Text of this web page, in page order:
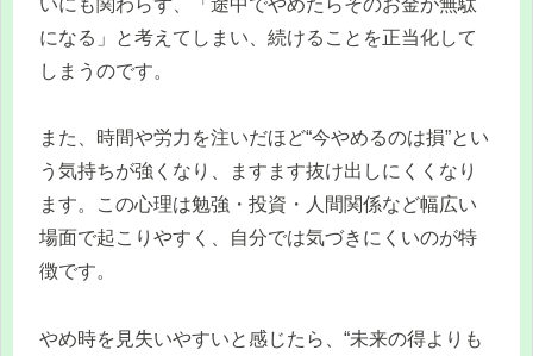
になる」と考えてしまい、続けることを正当化して
しまうのです。
また、時間や労力を注いだほど“今やめるのは損”とい
う気持ちが強くなり、ますます抜け出しにくくなり
ます。この心理は勉強・投資・人間関係など幅広い
場面で起こりやすく、自分では気づきにくいのが特
徴です。
やめ時を見失いやすいと感じたら、“未来の得よりも